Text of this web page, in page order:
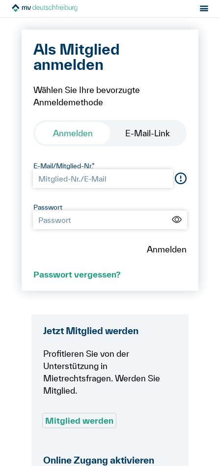
Mietrecht
Politik & Positionen
Newsletter
Mitglied werden
Anmelden
Als Mitglied
anmelden
Wählen Sie Ihre bevorzugte
Anmeldemethode
Anmelden E-Mail-Link
E-Mail/Mitglied-Nr.*
Passwort
Passwort vergessen?
Anmelden
Jetzt Mitglied werden
Profitieren Sie von der
Unterstützung in
Mietrechtsfragen. Werden Sie
Mitglied.
Mitglied werden
Online Zugang aktivieren